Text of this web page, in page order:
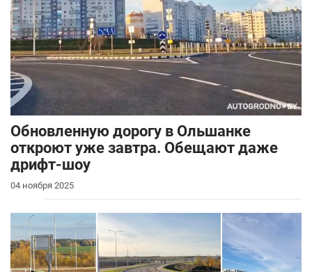
Обновленную дорогу в Ольшанке
откроют уже завтра. Обещают даже
дрифт-шоу
04 ноября 2025